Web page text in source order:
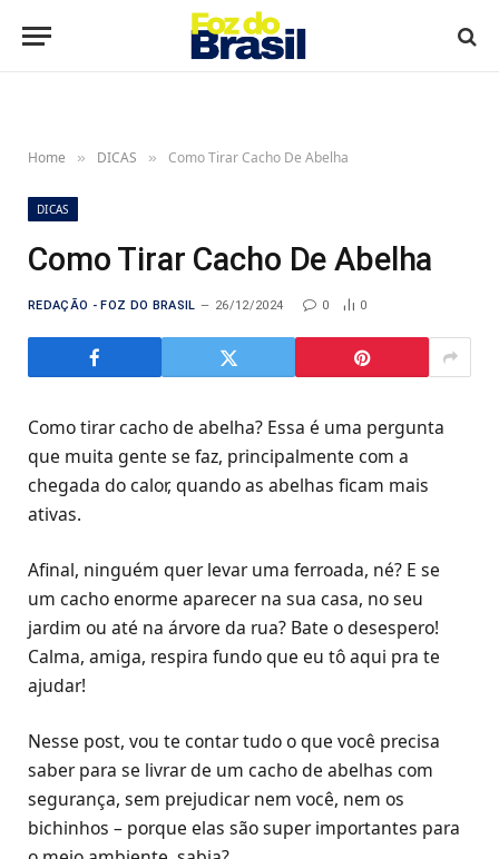
Home » DICAS » Como Tirar Cacho De Abelha
DICAS
Como Tirar Cacho De Abelha
REDAÇÃO - FOZ DO BRASIL 26/12/2024 0 0
Como tirar cacho de abelha? Essa é uma pergunta
que muita gente se faz, principalmente com a
chegada do calor, quando as abelhas ficam mais
ativas.
Afinal, ninguém quer levar uma ferroada, né? E se
um cacho enorme aparecer na sua casa, no seu
jardim ou até na árvore da rua? Bate o desespero!
Calma, amiga, respira fundo que eu tô aqui pra te
ajudar!
Nesse post, vou te contar tudo o que você precisa
saber para se livrar de um cacho de abelhas com
segurança, sem prejudicar nem você, nem os
bichinhos – porque elas são super importantes para